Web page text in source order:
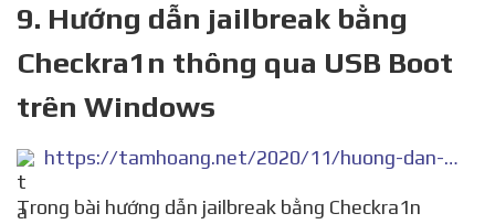
9. Hướng dẫn jailbreak bằng
Checkra1n thông qua USB Boot
trên Windows
https://tamhoang.net/2020/11/huong-dan-jailbreak-bang-checkra1n-thong-qua-usb-boot-tren-windows/1150/
Trong bài hướng dẫn jailbreak bằng Checkra1n